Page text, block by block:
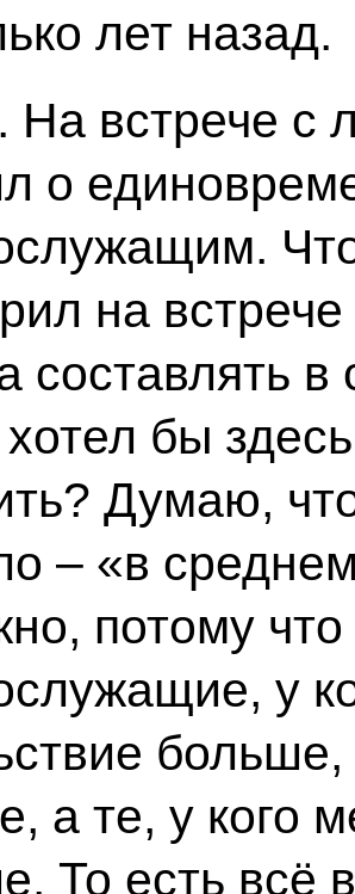
лет назад.
На встрече с
о
на
составлять
бы
Думаю,
– «в
потому
у
а те, у кого
То есть всё